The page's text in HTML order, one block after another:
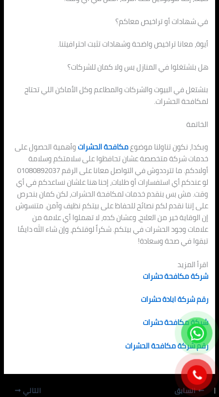
في شهادات أو تراخيص معاكم؟
أيوة، معانا تراخيص واضحة وشهادات تثبت احترافيتنا.
هل بتشتغلوا في المنازل بس ولا كمان للشركات؟
بنشتغل في البيوت والشركات والمطاعم وكل الأماكن اللي تحتاج
لمكافحة الحشرات.
الخاتمة
وبكدا، نكون تناولنا موضوعمكافحة الحشراتوأهمية الحصول على
خدمات شركة متخصصة عشان تحافظوا على سلامتكم وسلامة
أولادكم. ما تترددوش في التواصل معانا على الرقم 01080892037
لو عندكم أي استفسارات أو طلبات، إحنا هنا علشان نساعدكم في أي
وقت. مش بس بنقدم خدمات لمكافحة الحشرات، لكن كمان بنحرص
على إننا نقدم لكم نصائح للحفاظ على بيتكم نظيف وآمن. متنسوش
إن الوقاية خير من العلاج، وعشان كده، لا تهملوا أي علامة من
علامات وجود الحشرات في بيتكم. شكراً لوقتكم، وإن شاء الله دايمًا
تبقوا في صحة وسعادة!
اقرأ المزيد
شركة مكافحة حشرات
رقم شركة ابادة حشرات
شركة مكافحة حشرات
رقم شركة مكافحة الحشرات
السابق التالي